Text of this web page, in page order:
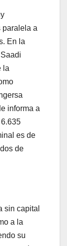
paralela a
En la
la
informa a
es de
de
sin capital
a la
su